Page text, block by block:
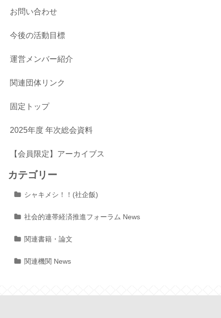
お問い合わせ
今後の活動目標
運営メンバー紹介
関連団体リンク
固定トップ
2025年度 年次総会資料
【会員限定】アーカイブス
カテゴリー
シャキメシ！！(社企飯)
社会的連帯経済推進フォーラム News
関連書籍・論文
関連機関 News